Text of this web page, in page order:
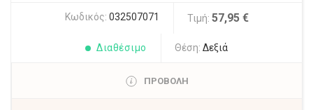
Κωδικός: 032507071 Τιμή: 57,95 €
Διαθέσιμο Θέση: Δεξιά
ΠΡΟΒΟΛΗ